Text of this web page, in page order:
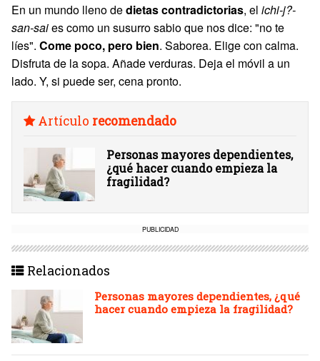
En un mundo lleno dedietas contradictorias, el ichi-j?-
san-saies como un susurro sabio que nos dice: "no te
líes". Come poco, pero bien. Saborea. Elige con calma.
Disfruta de la sopa. Añade verduras. Deja el móvil a un
lado. Y, si puede ser, cena pronto.
Artículo recomendado
Personas mayores dependientes,
¿qué hacer cuando empieza la
fragilidad?
PUBLICIDAD
Relacionados
Personas mayores dependientes, ¿qué
hacer cuando empieza la fragilidad?